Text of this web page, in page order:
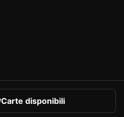
Carte disponibili